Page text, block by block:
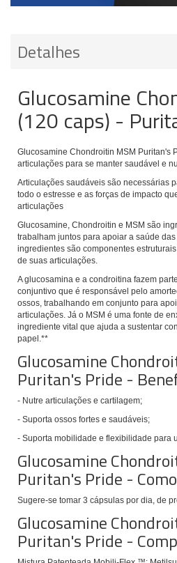
Detalhes
Glucosamine
(120 caps) -
Glucosamine Chondroitin MSM Puritan's
articulações para se manter saudável e
Articulações saudáveis são necessárias
todo o estresse e as forças de impacto
articulações
Glucosamine, Chondroitin e MSM são
trabalham juntos para apoiar a saúde
ingredientes são componentes
de suas articulações.
A glucosamina e a condroitina fazem
conjuntivo que é responsável pelo
ossos, trabalhando em conjunto para
articulações. Já o MSM é uma fonte de
ingrediente vital que ajuda a sustentar
papel.**
Glucosamine
Puritan's Pride -
- Nutre articulações e cartilagem;
- Suporta ossos fortes e saudáveis;
- Suporta mobilidade e flexibilidade para
Glucosamine
Puritan's Pride -
Sugere-se tomar 3 cápsulas por dia, de
Glucosamine
Puritan's Pride -